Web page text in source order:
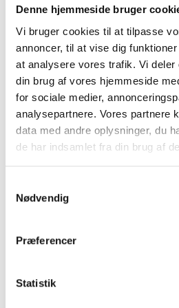
Denne hjemmeside bruger
Vi bruger cookies til at tilpasse
annoncer, til at vise dig
at analysere vores trafik. Vi deler
din brug af vores hjemmeside
for sociale medier,
analysepartnere. Vores partnere
data med andre oplysninger, du
de har indsamlet fra din brug af
Nødvendig
Præferencer
Statistik
Køb trygt
GreenMind